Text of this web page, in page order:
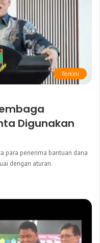
Terkini
Digunakan
para penerima bantuan dana
dengan aturan.